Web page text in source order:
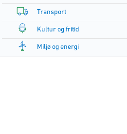
Transport
Kultur og fritid
Miljø og energi